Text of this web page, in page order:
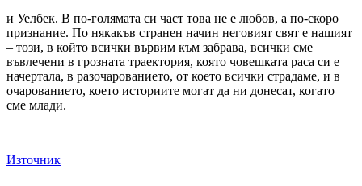
и Уелбек. В по-голямата си част това не е любов, а по-скоро
признание. По някакъв странен начин неговият свят е нашият
– този, в който всички вървим към забрава, всички сме
въвлечени в грозната траектория, която човешката раса си е
начертала, в разочарованието, от което всички страдаме, и в
очарованието, което историите могат да ни донесат, когато
сме млади.
Източник